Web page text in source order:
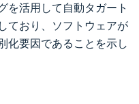
を活用して自動タガート
ており、ソフトウェアが
化要因であることを示し